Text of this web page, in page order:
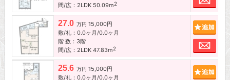
間/広：2LDK 50.09m2
27.0 万円 15,000円
敷/礼：0.0ヶ月/0.0ヶ月
階 数：3階
間/広：2LDK 47.83m2
お
25.6 万円 15,000円
敷/礼：0.0ヶ月/0.0ヶ月